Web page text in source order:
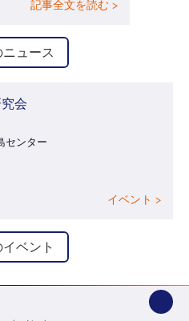
記事全文を読む >
ュース
会
センター
イベント >
ベント